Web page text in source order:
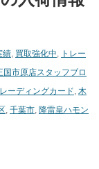
績, 買取強化中, トレー
国市原店スタッフブロ
レーディングカード, 木
, 千葉市, 降雷皇ハモン